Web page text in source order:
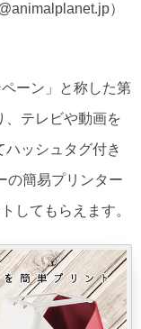
）
ーン」と称した第
、テレビや動画を
ハッシュタグ付き
の簡易プリンター
してもらえます。